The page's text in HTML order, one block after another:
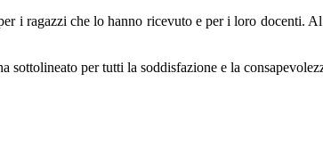
i ragazzi che lo hanno ricevuto e per i loro docenti.
per tutti la soddisfazione e la